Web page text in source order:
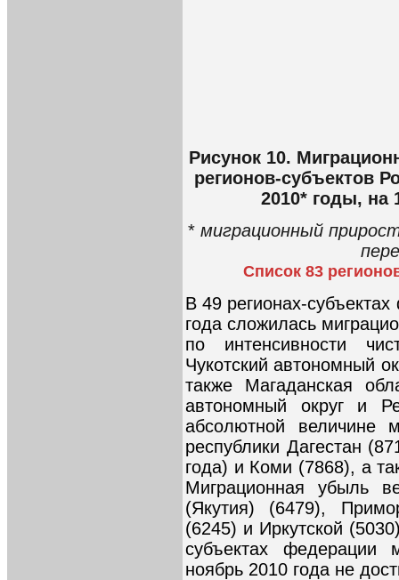
Рисунок 10.
регионов-субъектов
2010* годы, на
* миграционный
Список 83
В 49 регионах-
года сложилась
по интенсивности
Чукотский автономный
также Магаданская
автономный округ и
абсолютной величине
республики Дагестан
года) и Коми (7868), а
Миграционная убыль
(Якутия) (6479),
(6245) и Иркутской
субъектах федерации
ноябрь 2010 года не